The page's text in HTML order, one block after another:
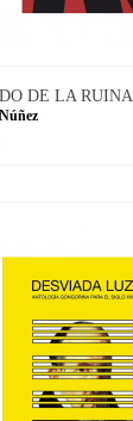
DE LA RUINA